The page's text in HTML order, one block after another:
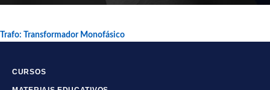
Trafo: Transformador Monofásico
CURSOS